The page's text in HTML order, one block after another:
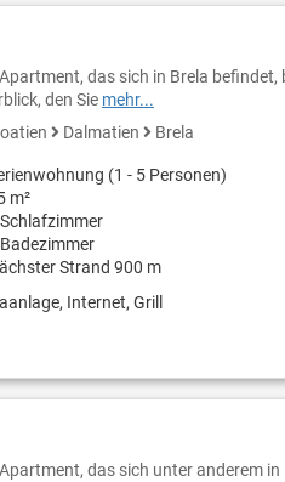
das sich in Brela
den Sie mehr...
Dalmatien Brela
(1 - 5 Personen)
m²
Strand 900 m
Internet, Grill
das sich unter anderem